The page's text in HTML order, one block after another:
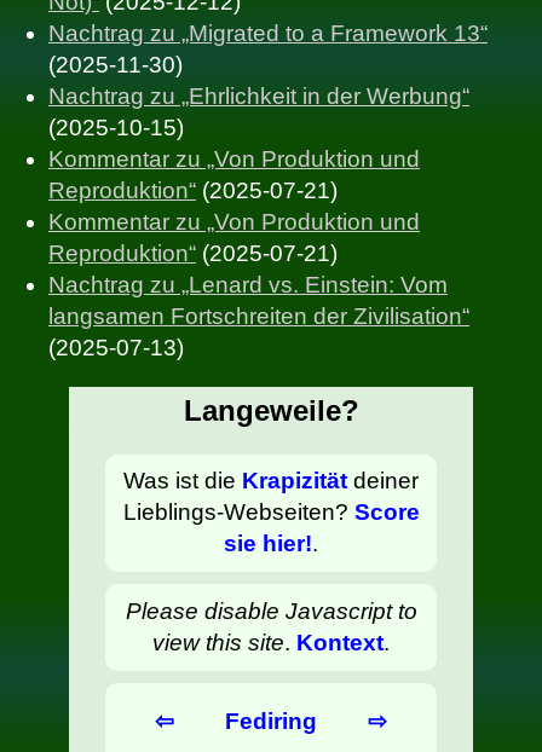
Nachtrag zu „Migrated to a Framework 13“
(2025-11-30)
Nachtrag zu „Ehrlichkeit in der Werbung“
(2025-10-15)
Kommentar zu „Von Produktion und
Reproduktion“ (2025-07-21)
Kommentar zu „Von Produktion und
Reproduktion“ (2025-07-21)
Nachtrag zu „Lenard vs. Einstein: Vom
langsamen Fortschreiten der Zivilisation“
(2025-07-13)
Langeweile?
Was ist die Krapizität deiner
Lieblings-Webseiten? Score
sie hier!.
Please disable Javascript to
view this site. Kontext.
⇦ Fediring ⇨